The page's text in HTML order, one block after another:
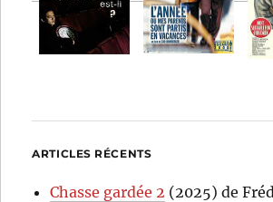
ARTICLES RÉCENTS
Chasse gardée 2 (2025) de